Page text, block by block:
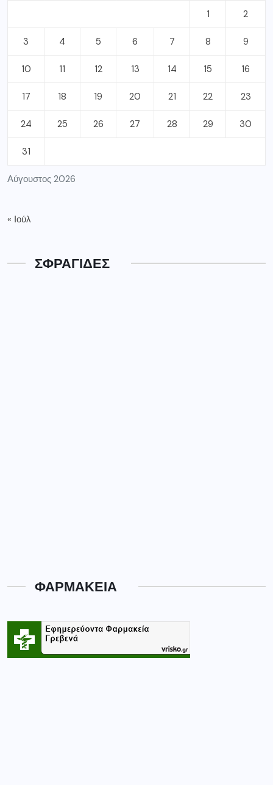
Αύγουστος 2026
1 2
3 4 5 6 7 8 9
10 11 12 13 14 15 16
17 18 19 20 21 22 23
24 25 26 27 28 29 30
31
« Ιούλ
ΣΦΡΑΓΙΔΕΣ
ΦΑΡΜΑΚΕΙΑ